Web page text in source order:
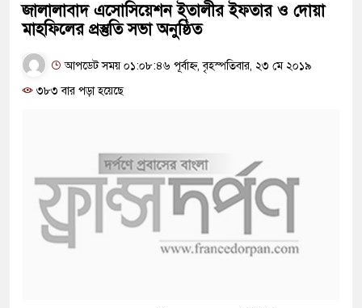
জালালাবাদ এসোসিয়েশন ইতালীর ইফতার ও দোয়া
মাহফিলের প্রস্তুতি সভা অনুষ্ঠিত
আপডেট সময় ০১:০৮:৪৬ পূর্বাহ্ন, বৃহস্পতিবার, ২৩ মে ২০১৯
৩৮৩ বার পড়া হয়েছে